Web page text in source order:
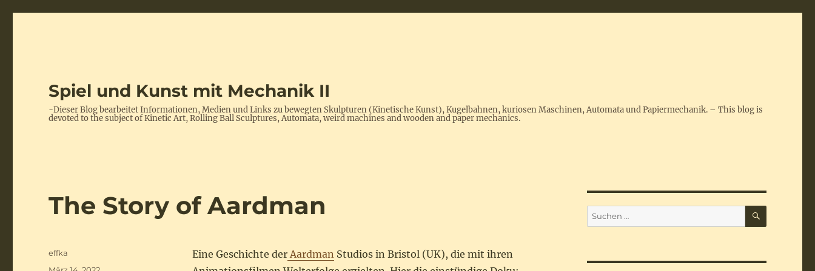
Spiel und Kunst mit Mechanik II
-Dieser Blog bearbeitet Informationen, Medien und Links zu bewegten Skulpturen (Kinetische Kunst), Kugelbahnen, kuriosen Maschinen, Automata und Papiermechanik. – This blog is
devoted to the subject of Kinetic Art, Rolling Ball Sculptures, Automata, weird machines and wooden and paper mechanics.
The Story of Aardman
Eine Geschichte derAardmanStudios in Bristol (UK), die mit ihren
Autor
effka
Suchen
nach:
SUCHEN